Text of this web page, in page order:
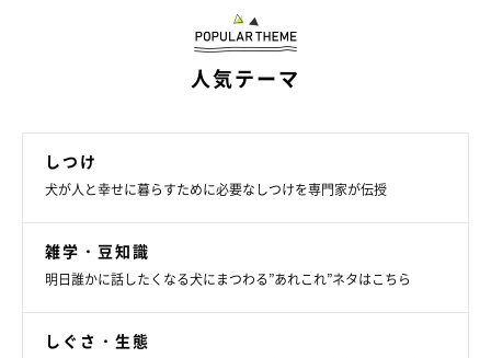
た。安心して睡眠をとるための寝床を作る行動ですが、ときに布
団を破いてしまうことも…。
人気テーマ
しつけ
犬が人と幸せに暮らすために必要なしつけを専門家が伝授
雑学・豆知識
明日誰かに話したくなる犬にまつわる”あれこれ”ネタはこちら
しぐさ・生態